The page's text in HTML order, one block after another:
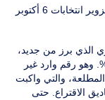
لعل السؤال الأول الذي يتبادر إلى الذهن : هل تم تزوير انتخابات 6 أكتوبر
الذي برز من جديد،
في فوز الرئيس المتخلي بنسبة 69،90 %. وهو رقم وارد غير
والتي واكبت
الاقتراع. حتى